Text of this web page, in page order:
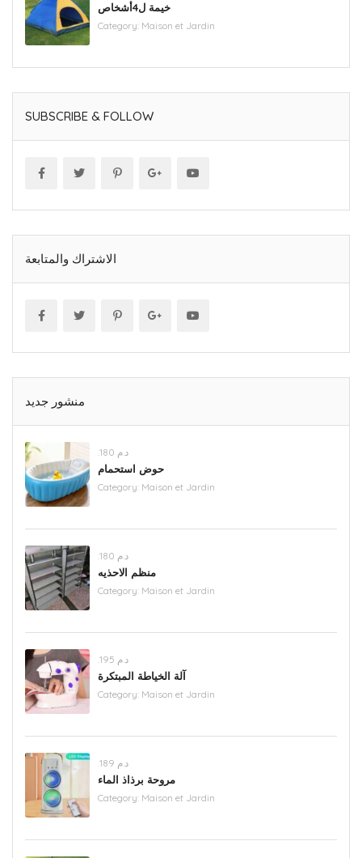
خيمة ل4أشخاص
Category: Maison et Jardin
SUBSCRIBE & FOLLOW
الاشتراك والمتابعة
منشور جديد
.د.م 180
حوض استحمام
Category: Maison et Jardin
.د.م 180
منظم الاحذيه
Category: Maison et Jardin
.د.م 195
آلة الخياطة المبتكرة
Category: Maison et Jardin
.د.م 189
مروحة برذاذ الماء
Category: Maison et Jardin